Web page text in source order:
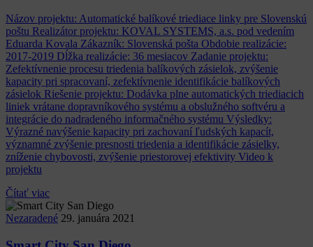
Názov projektu: Automatické balíkové triediace linky pre Slovenskú
poštu Realizátor projektu: KOVAL SYSTEMS, a.s. pod vedením
Eduarda Kovala Zákazník: Slovenská pošta Obdobie realizácie:
2017-2019 Dĺžka realizácie: 36 mesiacov Zadanie projektu:
Zefektívnenie procesu triedenia balíkových zásielok, zvýšenie
kapacity pri spracovaní, zefektívnenie identifikácie balíkových
zásielok Riešenie projektu: Dodávka plne automatických triediacich
liniek vrátane dopravníkového systému a obslužného softvéru a
integrácie do nadradeného informačného systému Výsledky:
Výrazné navýšenie kapacity pri zachovaní ľudských kapacít,
významné zvýšenie presnosti triedenia a identifikácie zásielky,
zníženie chybovosti, zvýšenie priestorovej efektivity Video k
projektu
Čítať viac
Nezaradené 29. januára 2021